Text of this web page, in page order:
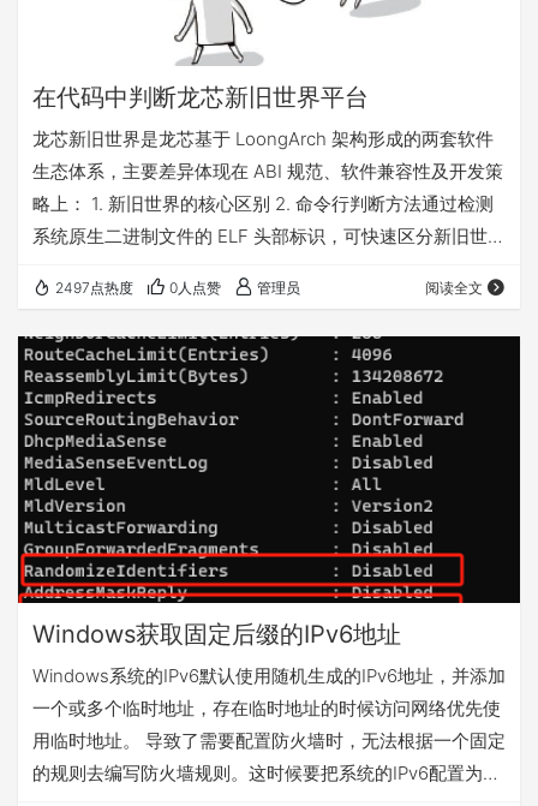
在代码中判断龙芯新旧世界平台
龙芯新旧世界是龙芯基于 LoongArch 架构形成的两套软件
生态体系，主要差异体现在 ABI 规范、软件兼容性及开发策
略上： 1. 新旧世界的核心区别 2. 命令行判断方法通过检测
系统原生二进制文件的 ELF 头部标识，可快速区分新旧世
（e_flags），直接反映 ABI 版本，较内核版本判断更为可
靠。若需自动化脚本实现，可将该命令集成至环境检测逻辑
中。 3. 在C#中的判断方法 基于上述规则，使用C#判断龙
芯新旧世界平台 注：部分旧世界系统可能通过兼…
2497点热度 0人点赞 管理员 阅读全文
Windows获取固定后缀的IPv6地址
Windows系统的IPv6默认使用随机生成的IPv6地址，并添加
一个或多个临时地址，存在临时地址的时候访问网络优先使
用临时地址。 导致了需要配置防火墙时，无法根据一个固定
的规则去编写防火墙规则。这时候要把系统的IPv6配置为基